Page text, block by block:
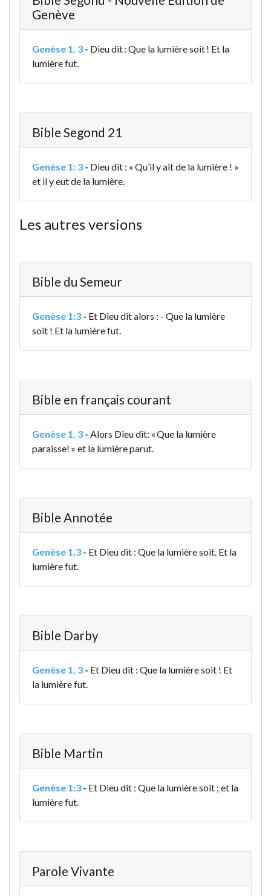
Genève
Genèse 1. 3 - Dieu dit : Que la lumière soit ! Et la
lumière fut.
Bible Segond 21
Genèse 1: 3 - Dieu dit : « Qu’il y ait de la lumière ! »
et il y eut de la lumière.
Les autres versions
Bible du Semeur
Genèse 1:3 - Et Dieu dit alors : - Que la lumière
soit ! Et la lumière fut.
Bible en français courant
Genèse 1. 3 - Alors Dieu dit: « Que la lumière
paraisse! » et la lumière parut.
Bible Annotée
Genèse 1,3 - Et Dieu dit : Que la lumière soit. Et la
lumière fut.
Bible Darby
Genèse 1, 3 - Et Dieu dit : Que la lumière soit ! Et
la lumière fut.
Bible Martin
Genèse 1:3 - Et Dieu dit : Que la lumière soit ; et la
lumière fut.
Parole Vivante